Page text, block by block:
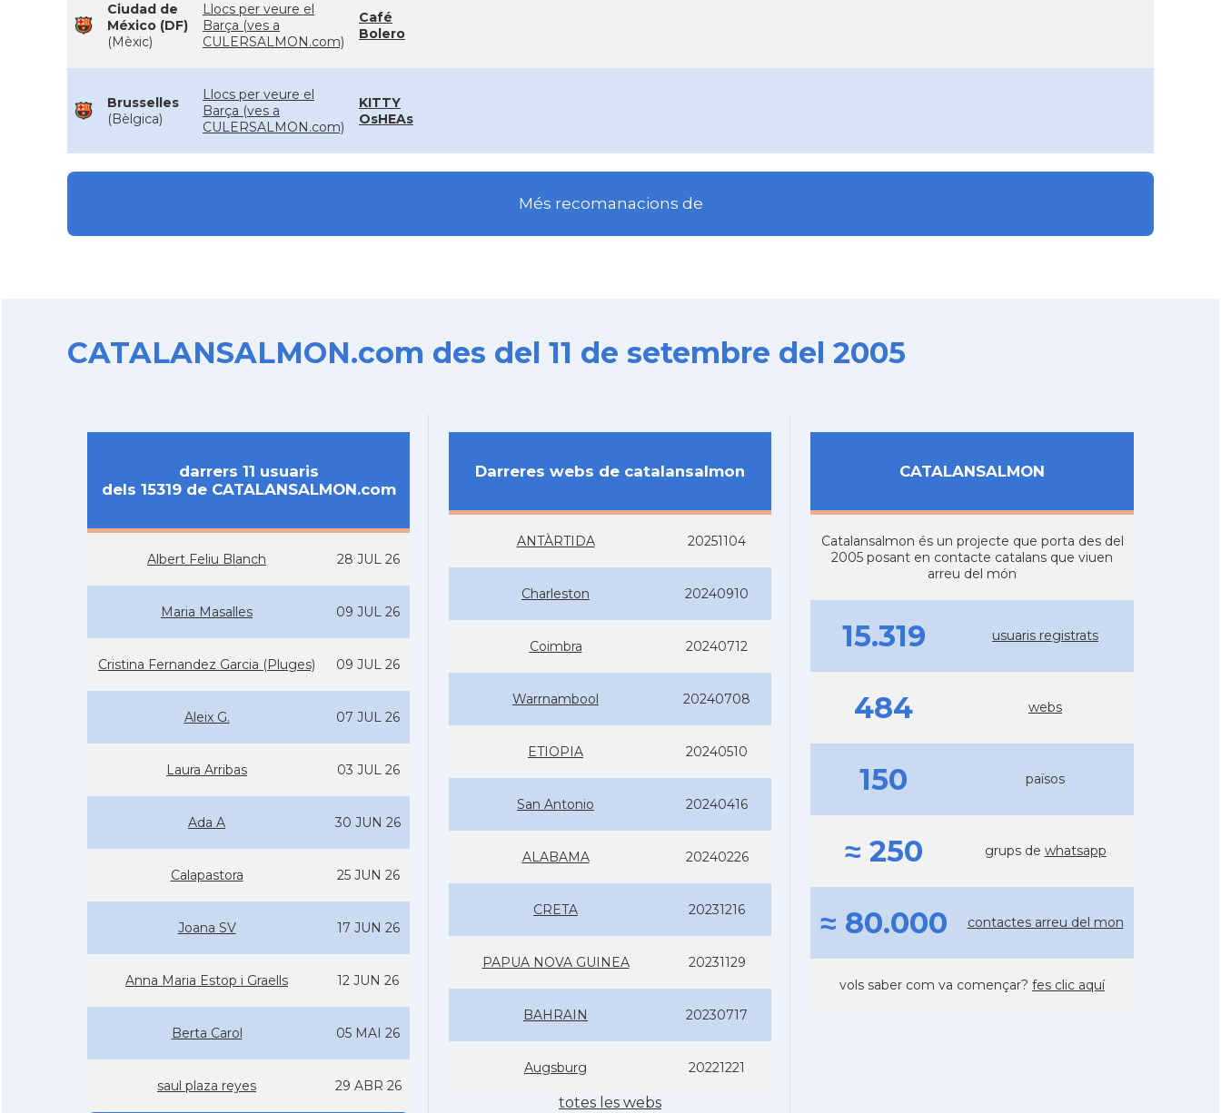
Ciudad de
México (DF)
(Mèxic)
Llocs per veure el
Barça (ves a
CULERSALMON.com)
Café
Bolero
Brusselles
(Bèlgica)
Llocs per veure el
Barça (ves a
CULERSALMON.com)
KITTY
OsHEAs
Més recomanacions de
CATALANSALMON.com des del 11 de setembre del 2005
darrers 11 usuaris
dels 15319 de CATALANSALMON.com
Albert Feliu Blanch 28 JUL 26
Maria Masalles 09 JUL 26
Cristina Fernandez Garcia (Pluges) 09 JUL 26
Aleix G. 07 JUL 26
Laura Arribas 03 JUL 26
Ada A 30 JUN 26
Calapastora 25 JUN 26
Joana SV 17 JUN 26
Anna Maria Estop i Graells 12 JUN 26
Berta Carol 05 MAI 26
saul plaza reyes 29 ABR 26
Darreres webs de catalansalmon
ANTÀRTIDA 20251104
Charleston 20240910
Coimbra 20240712
Warrnambool 20240708
ETIOPIA 20240510
San Antonio 20240416
ALABAMA 20240226
CRETA 20231216
PAPUA NOVA GUINEA 20231129
BAHRAIN 20230717
Augsburg 20221221
totes les webs
CATALANSALMON
Catalansalmon és un projecte que porta des del
2005 posant en contacte catalans que viuen
arreu del món
15.319 usuaris registrats
484 webs
150 països
≈ 250 grups de whatsapp
≈ 80.000 contactes arreu del mon
vols saber com va començar? fes clic aquí